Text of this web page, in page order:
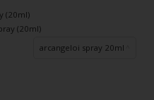
(20ml)
(20ml)
arcangeloi spray 20ml